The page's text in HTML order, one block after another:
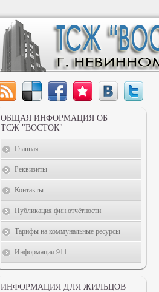
ОБЩАЯ ИНФОРМАЦИЯ ОБ
ТСЖ "ВОСТОК"
Главная
Реквизиты
Контакты
Публикация фин.отчётности
Тарифы на коммунальные ресурсы
Информация 911
ИНФОРМАЦИЯ ДЛЯ ЖИЛЬЦОВ